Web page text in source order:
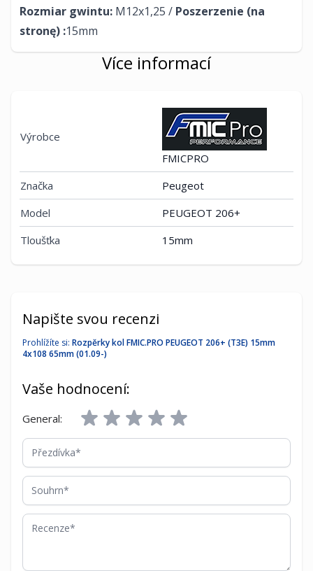
Rozmiar gwintu: M12x1,25 / Poszerzenie (na
stronę) :15mm​
Více informací
Výrobce
FMICPRO
Značka
Peugeot
Model
PEUGEOT 206+
Tloušťka
15mm
Napište svou recenzi
Prohlížíte si: Rozpěrky kol FMIC.PRO PEUGEOT 206+ (T3E) 15mm
4x108 65mm (01.09-)
Vaše hodnocení:
General:
Přezdívka
Souhrn
Recenze